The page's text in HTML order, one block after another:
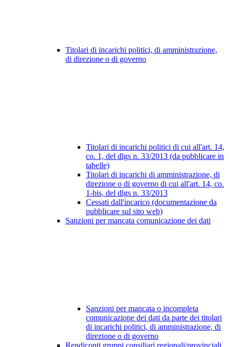
Titolari di incarichi politici, di amministrazione,
di direzione o di governo
Titolari di incarichi politici di cui all'art. 14,
co. 1, del dlgs n. 33/2013 (da pubblicare in
tabelle)
Titolari di incarichi di amministrazione, di
direzione o di governo di cui all'art. 14, co.
1-bis, del dlgs n. 33/2013
Cessati dall'incarico (documentazione da
pubblicare sul sito web)
Sanzioni per mancata comunicazione dei dati
Sanzioni per mancata o incompleta
comunicazione dei dati da parte dei titolari
di incarichi politici, di amministrazione, di
direzione o di governo